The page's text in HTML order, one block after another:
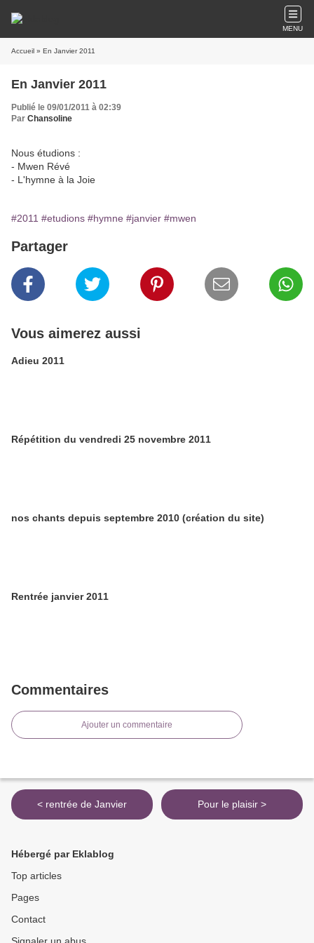
MENU
Accueil » En Janvier 2011
En Janvier 2011
Publié le 09/01/2011 à 02:39
Par Chansoline
Nous étudions :
- Mwen Révé
- L'hymne à la Joie
#2011 #etudions #hymne #janvier #mwen
Partager
Vous aimerez aussi
Adieu 2011
Répétition du vendredi 25 novembre 2011
nos chants depuis septembre 2010 (création du site)
Rentrée janvier 2011
Commentaires
Ajouter un commentaire
< rentrée de Janvier Pour le plaisir >
Hébergé par Eklablog
Top articles
Pages
Contact